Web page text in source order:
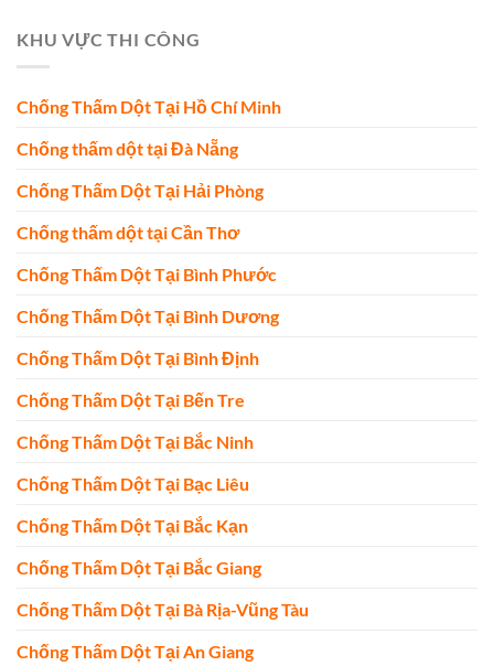
KHU VỰC THI CÔNG
Chống Thấm Dột Tại Hồ Chí Minh
Chống thấm dột tại Đà Nẵng
Chống Thấm Dột Tại Hải Phòng
Chống thấm dột tại Cần Thơ
Chống Thấm Dột Tại Bình Phước
Chống Thấm Dột Tại Bình Dương
Chống Thấm Dột Tại Bình Định
Chống Thấm Dột Tại Bến Tre
Chống Thấm Dột Tại Bắc Ninh
Chống Thấm Dột Tại Bạc Liêu
Chống Thấm Dột Tại Bắc Kạn
Chống Thấm Dột Tại Bắc Giang
Chống Thấm Dột Tại Bà Rịa-Vũng Tàu
Chống Thấm Dột Tại An Giang